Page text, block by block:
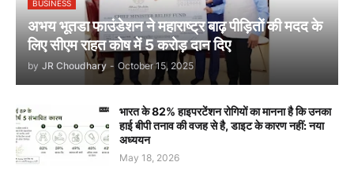
BUSINESS
अभय भूतडा फाउंडेशन ने महाराष्ट्र बाढ़ पीड़ितों की मदद के
लिए सीएम राहत कोष में 5 करोड़ दान दिए
by JR Choudhary - October 15, 2025
भारत के 82% हाइपरटेंशन रोगियों का मानना है कि उनका
हाई बीपी तनाव की वजह से है, डाइट के कारण नहीं: नया
अध्ययन
May 18, 2026